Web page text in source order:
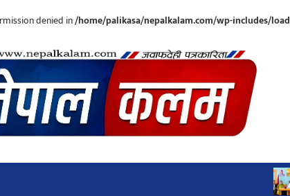
denied in/home/palikasa/nepalkalam.com/wp-includes/
पर्यटन